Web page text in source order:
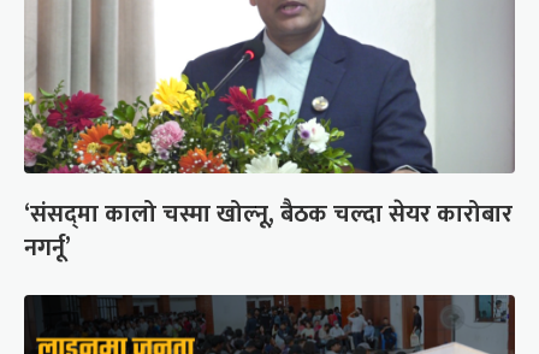
‘संसद्‍मा कालो चस्मा खोल्नू, बैठक चल्दा सेयर कारोबार
नगर्नू’